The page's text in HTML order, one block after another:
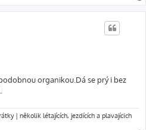
organikou.Dá se prý i bez
| několik létajících, jezdících a plavajícich